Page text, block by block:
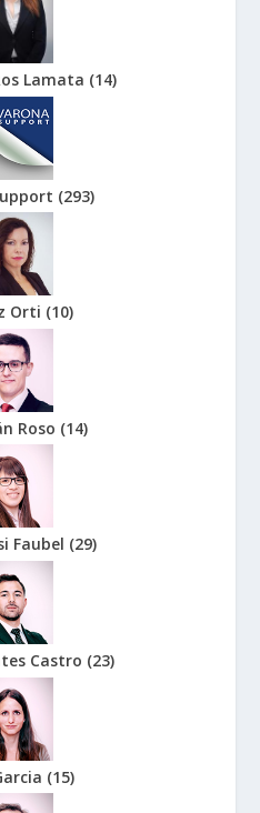
Lamata (14)
(293)
Orti (10)
Roso (14)
Faubel (29)
Castro (23)
(15)